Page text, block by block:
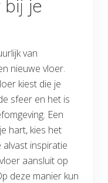
je
van
nieuwe vloer.
kiest die je
sfeer en het is
Een
hart, kies het
inspiratie
aansluit op
deze manier kun